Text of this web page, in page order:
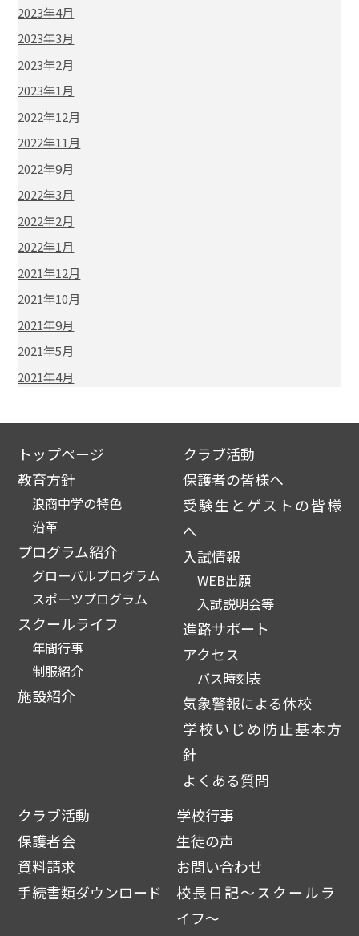
2023年4月
2023年3月
2023年2月
2023年1月
2022年12月
2022年11月
2022年9月
2022年3月
2022年2月
2022年1月
2021年12月
2021年10月
2021年9月
2021年5月
2021年4月
トップページ
教育方針
浪商中学の特色
沿革
プログラム紹介
グローバルプログラム
スポーツプログラム
スクールライフ
年間行事
制服紹介
施設紹介
クラブ活動
保護者の皆様へ
受験生とゲストの皆様
へ
入試情報
WEB出願
入試説明会等
進路サポート
アクセス
バス時刻表
気象警報による休校
学校いじめ防止基本方
針
よくある質問
クラブ活動
学校行事
保護者会
生徒の声
資料請求
お問い合わせ
手続書類ダウンロード
校長日記～スクールラ
イフ～